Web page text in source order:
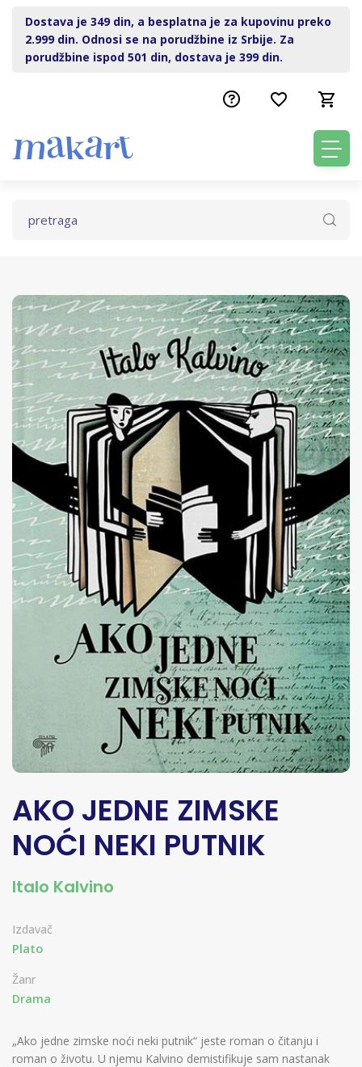
Dostava je 349 din, a besplatna je za kupovinu preko
2.999 din. Odnosi se na porudžbine iz Srbije. Za
porudžbine ispod 501 din, dostava je 399 din.
AKO JEDNE ZIMSKE
NOĆI NEKI PUTNIK
Italo Kalvino
Izdavač
Plato
Žanr
Drama
„Ako jedne zimske noći neki putnik“ jeste roman o čitanju i
roman o životu. U njemu Kalvino demistifikuje sam nastanak